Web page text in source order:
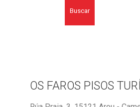
Buscar
OS FAROS PISOS